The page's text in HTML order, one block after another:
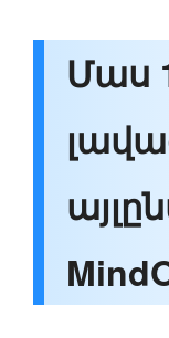
Մաս